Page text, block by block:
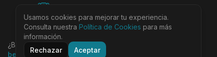
©
Ciudades LocalesAgenda TiendaMás
Aviso LegalPrivacidad CookiesTérminos
¿Buscas la guía completa de Barcelona?
bearinbcn.com
Usamos cookies para mejorar tu experiencia.
Consulta nuestra Política de Cookies para más
información.
Rechazar
Aceptar